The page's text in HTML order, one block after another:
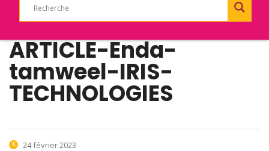
ARTICLE-Enda-
tamweel-IRIS-
TECHNOLOGIES
24 février 2023